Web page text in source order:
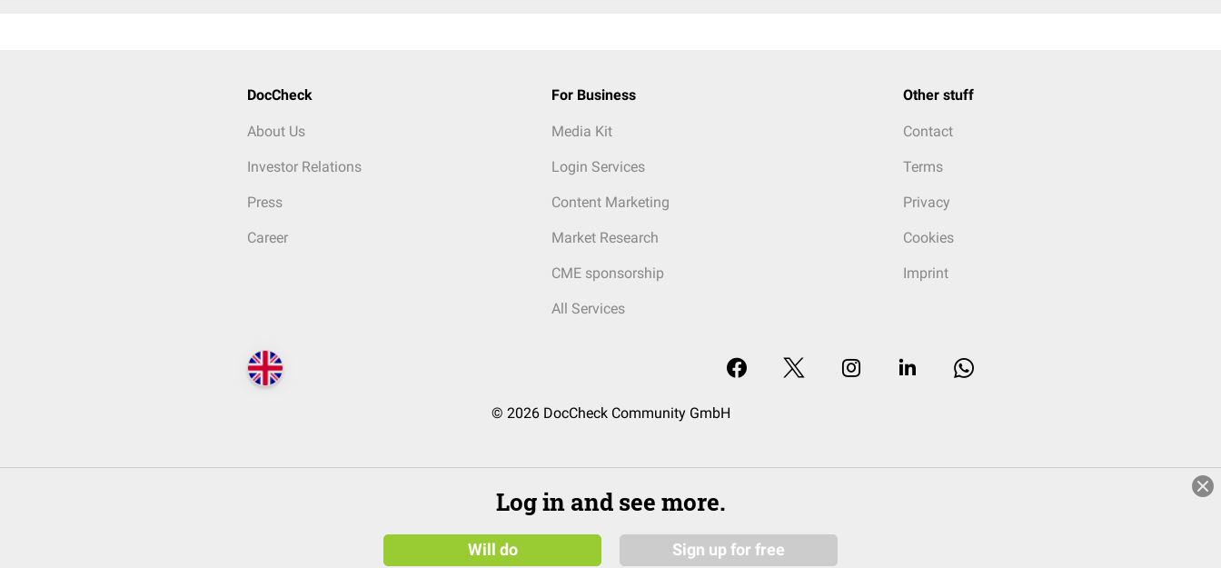
DocCheck
About Us
Investor Relations
Press
Career
For Business
Media Kit
Login Services
Content Marketing
Market Research
CME sponsorship
All Services
Other stuff
Contact
Terms
Privacy
Cookies
Imprint
© 2026 DocCheck Community GmbH
Log in and see more.
Will do Sign up for free